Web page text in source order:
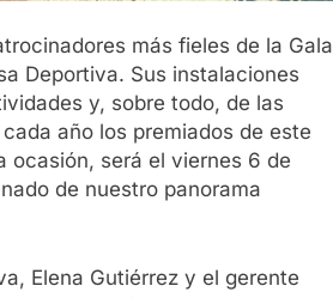
más fieles de la Gala
Deportiva. Sus instalaciones
y, sobre todo, de las
año los premiados de este
ocasión, será el viernes 6 de
de nuestro panorama
Elena Gutiérrez y el gerente